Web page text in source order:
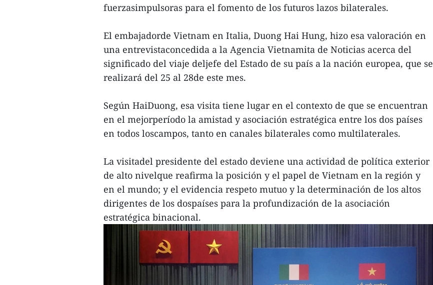
fuerzasimpulsoras para el fomento de los futuros lazos bilaterales.
El embajadorde Vietnam en Italia, Duong Hai Hung, hizo esa valoración en
una entrevistaconcedida a la Agencia Vietnamita de Noticias acerca del
significado del viaje deljefe del Estado de su país a la nación europea, que se
realizará del 25 al 28de este mes.
Según HaiDuong, esa visita tiene lugar en el contexto de que se encuentran
en el mejorperíodo la amistad y asociación estratégica entre los dos países
en todos loscampos, tanto en canales bilaterales como multilaterales.
La visitadel presidente del estado deviene una actividad de política exterior
de alto nivelque reafirma la posición y el papel de Vietnam en la región y
en el mundo; y el evidencia respeto mutuo y la determinación de los altos
dirigentes de los dospaíses para la profundización de la asociación
estratégica binacional.